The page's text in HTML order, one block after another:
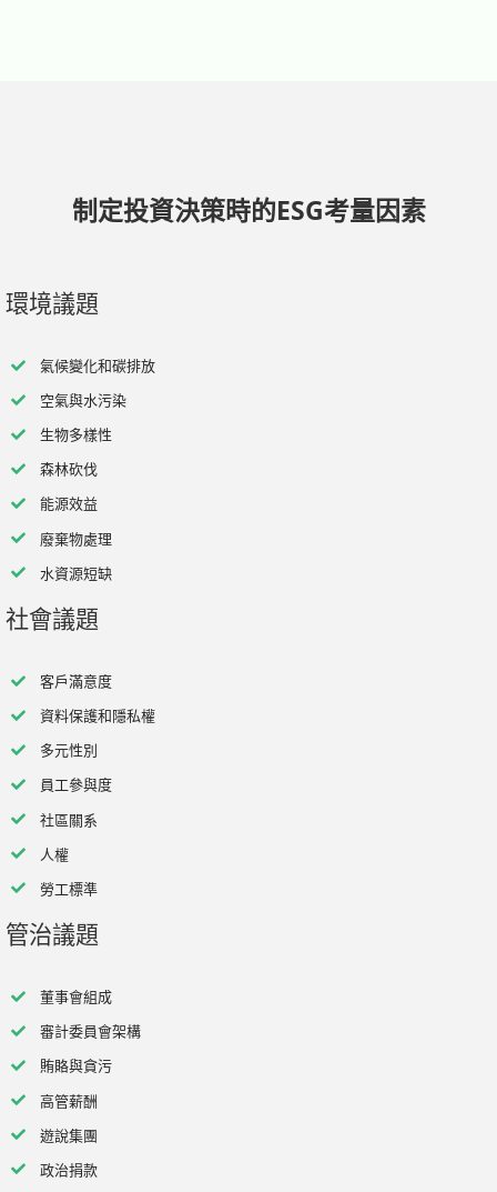
制定投資決策時的ESG考量因素
環境議題
氣候變化和碳排放
空氣與水污染
生物多樣性
森林砍伐
能源效益
廢棄物處理
水資源短缺
社會議題
客戶滿意度
資料保護和隱私權
多元性別
員工參與度
社區關系
人權
勞工標準
管治議題
董事會組成
審計委員會架構
賄賂與貪污
高管薪酬
遊說集團
政治捐款